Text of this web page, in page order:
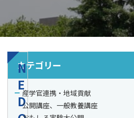
N
E
D
カテゴリー
産学官連携・地域貢献
公開講座、一般教養講座